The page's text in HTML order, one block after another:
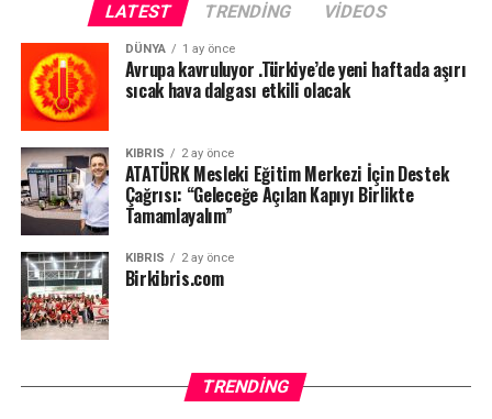
LATEST TRENDING VIDEOS
DÜNYA 1 ay önce
Avrupa kavruluyor .Türkiye’de yeni haftada aşırı
sıcak hava dalgası etkili olacak
KIBRIS 2 ay önce
ATATÜRK Mesleki Eğitim Merkezi İçin Destek
Çağrısı: “Geleceğe Açılan Kapıyı Birlikte
Tamamlayalım”
KIBRIS 2 ay önce
Birkibris.com
TRENDING